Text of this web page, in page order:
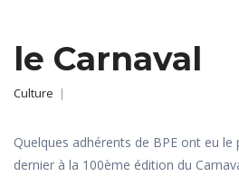
le Carnaval
Culture |
Quelques adhérents de BPE ont eu le
dernier à la 100ème édition du